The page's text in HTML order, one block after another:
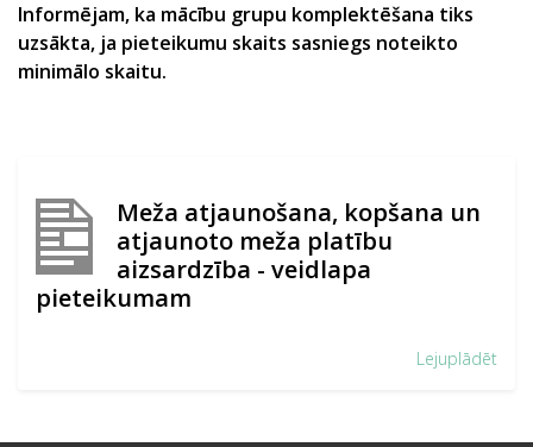
Informējam, ka mācību grupu komplektēšana tiks
uzsākta, ja pieteikumu skaits sasniegs noteikto
minimālo skaitu.
Meža atjaunošana, kopšana un
atjaunoto meža platību
aizsardzība - veidlapa
pieteikumam
Lejuplādēt